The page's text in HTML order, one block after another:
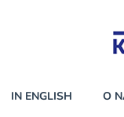
IN ENGLISH O